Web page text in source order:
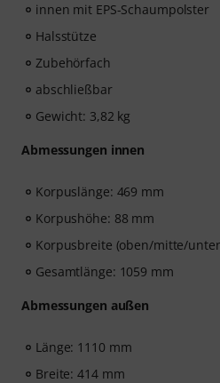
innen mit EPS-Schaumpolster
Halsstütze
Zubehörfach
abschließbar
Gewicht: 3,82 kg
Abmessungen innen
Korpuslänge: 469 mm
Korpushöhe: 88 mm
Korpusbreite (oben/mitte/
Gesamtlänge: 1059 mm
Abmessungen außen
Länge: 1110 mm
Breite: 414 mm